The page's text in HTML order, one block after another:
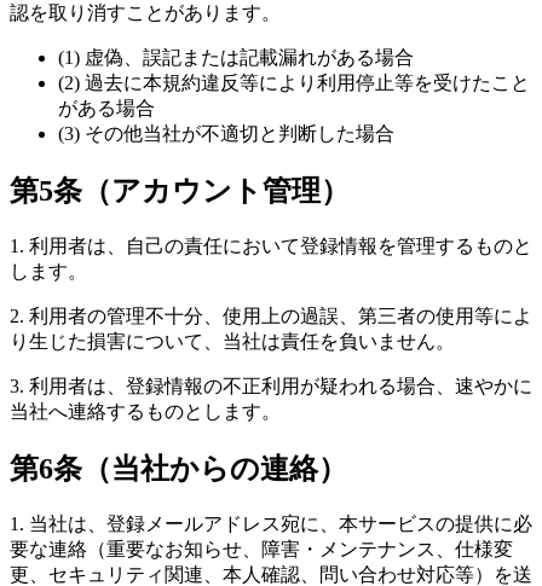
認を取り消すことがあります。
(1) 虚偽、誤記または記載漏れがある場合
(2) 過去に本規約違反等により利用停止等を受けたこと
がある場合
(3) その他当社が不適切と判断した場合
第5条（アカウント管理）
1. 利用者は、自己の責任において登録情報を管理するものと
します。
2. 利用者の管理不十分、使用上の過誤、第三者の使用等によ
り生じた損害について、当社は責任を負いません。
3. 利用者は、登録情報の不正利用が疑われる場合、速やかに
当社へ連絡するものとします。
第6条（当社からの連絡）
1. 当社は、登録メールアドレス宛に、本サービスの提供に必
要な連絡（重要なお知らせ、障害・メンテナンス、仕様変
更、セキュリティ関連、本人確認、問い合わせ対応等）を送